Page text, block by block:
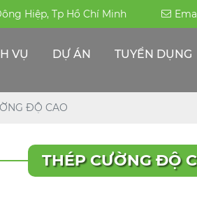
Hiệp, Tp Hồ Chí Minh
VỤ DỰ ÁN TUYỂN DỤNG
ĐỘ CAO
THÉP CƯỜNG ĐỘ